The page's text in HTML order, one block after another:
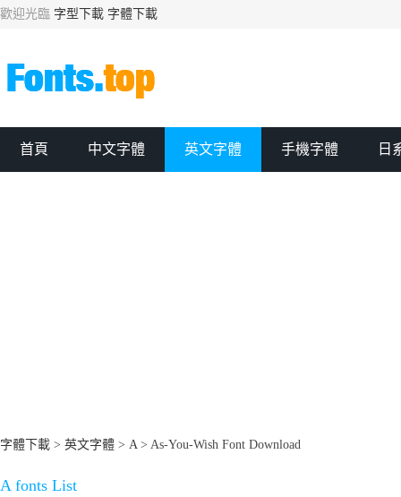
歡迎光臨 字型下載 字體下載
首頁 中文字體 英文字體 手機字體 日
字體下載 > 英文字體 > A> As-You-Wish Font Download
A fonts List